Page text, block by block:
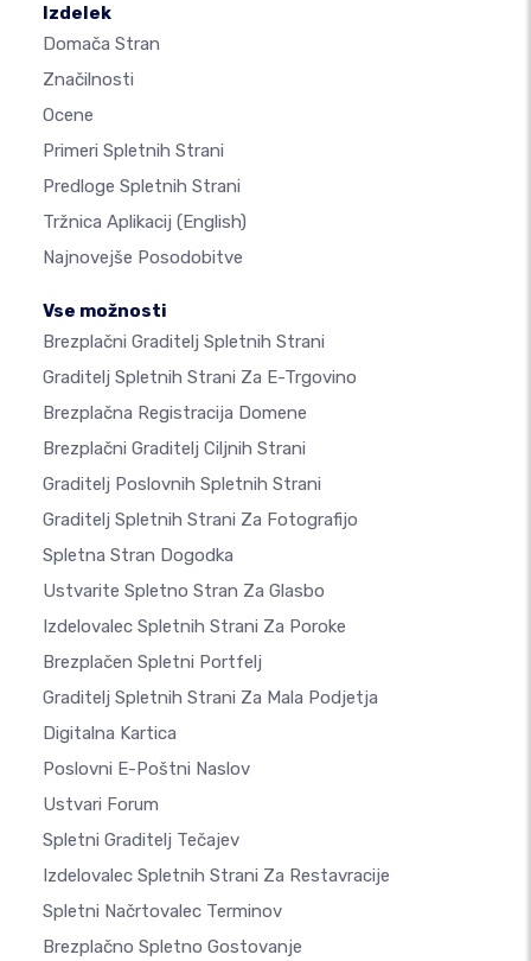
Izdelek
Domača Stran
Značilnosti
Ocene
Primeri Spletnih Strani
Predloge Spletnih Strani
Tržnica Aplikacij (English)
Najnovejše Posodobitve
Vse možnosti
Brezplačni Graditelj Spletnih Strani
Graditelj Spletnih Strani Za E-Trgovino
Brezplačna Registracija Domene
Brezplačni Graditelj Ciljnih Strani
Graditelj Poslovnih Spletnih Strani
Graditelj Spletnih Strani Za Fotografijo
Spletna Stran Dogodka
Ustvarite Spletno Stran Za Glasbo
Izdelovalec Spletnih Strani Za Poroke
Brezplačen Spletni Portfelj
Graditelj Spletnih Strani Za Mala Podjetja
Digitalna Kartica
Poslovni E-Poštni Naslov
Ustvari Forum
Spletni Graditelj Tečajev
Izdelovalec Spletnih Strani Za Restavracije
Spletni Načrtovalec Terminov
Brezplačno Spletno Gostovanje